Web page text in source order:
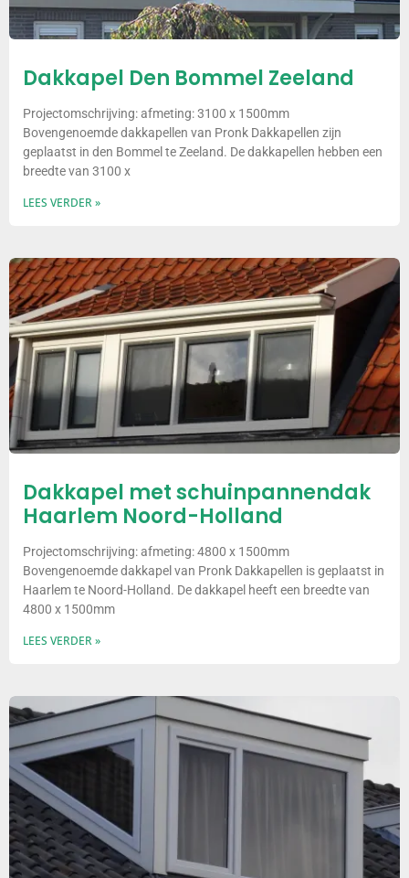
Dakkapel Den Bommel Zeeland
Projectomschrijving: afmeting: 3100 x 1500mm
Bovengenoemde dakkapellen van Pronk Dakkapellen zijn
geplaatst in den Bommel te Zeeland. De dakkapellen hebben een
breedte van 3100 x
LEES VERDER »
Dakkapel met schuinpannendak
Haarlem Noord-Holland
Projectomschrijving: afmeting: 4800 x 1500mm
Bovengenoemde dakkapel van Pronk Dakkapellen is geplaatst in
Haarlem te Noord-Holland. De dakkapel heeft een breedte van
4800 x 1500mm
LEES VERDER »